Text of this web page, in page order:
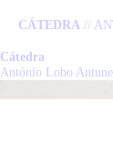
CÁTEDRA //
Cátedra
António Lobo